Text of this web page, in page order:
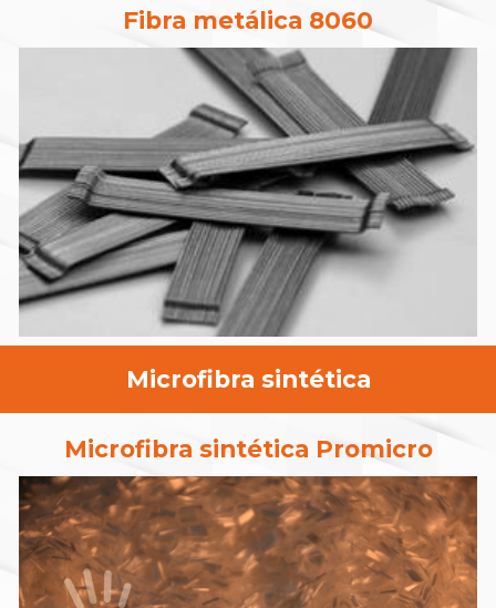
Fibra metálica 8060
Microfibra sintética
Microfibra sintética Promicro